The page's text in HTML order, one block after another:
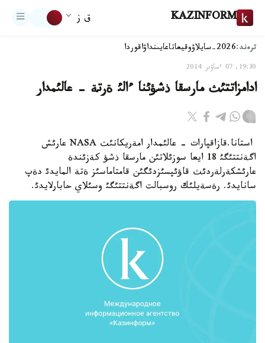
KAZINFORM ق ز
ترەند:2026-سايلاۋ وقيعاتاعايىنداۋاقوردا
19:30, 07 ءساۋىر 2014
ادامزاتتئث مارسقا ذشؤئنا ءالئ ةرتة - عالئمدار
استانا.قازاقپارات - عالئمدار امةريكانئث NASA عارئش
اگةنتتئگئ 18 ايعا سوزئلاتئن مارسقا ذشؤ كةزئندة
عارئشكةرلةردئث قاؤئپسئزدئگئن قامتاماسئز ةتة المايدئ دةپ
سانايدئ. رةسةيلئك روسبالت اگةنتتئگئ وسئلاي حابارلايدئ.